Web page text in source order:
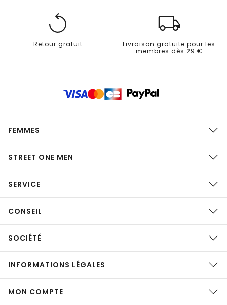
Retour gratuit
Livraison gratuite pour les
membres dès 29 €
FEMMES
STREET ONE MEN
SERVICE
CONSEIL
SOCIÉTÉ
INFORMATIONS LÉGALES
MON COMPTE